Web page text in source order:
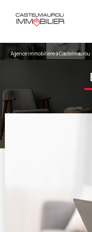
Agence immobilière à Castelmaurou